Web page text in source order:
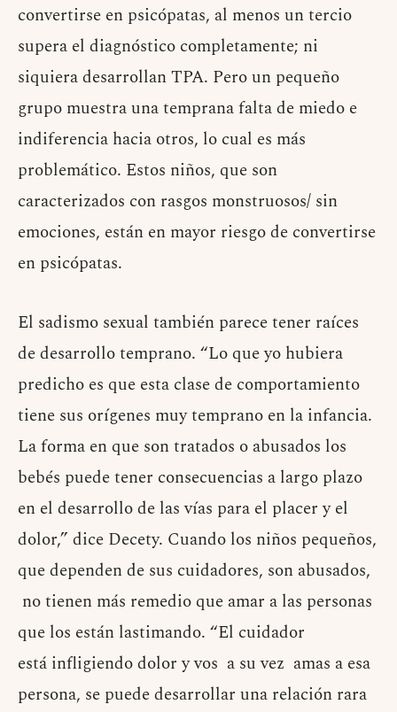
convertirse en psicópatas, al menos un tercio
supera el diagnóstico completamente; ni
siquiera desarrollan TPA. Pero un pequeño
grupo muestra una temprana falta de miedo e
indiferencia hacia otros, lo cual es más
problemático. Estos niños, que son
caracterizados con rasgos monstruosos/ sin
emociones, están en mayor riesgo de convertirse
en psicópatas.
El sadismo sexual también parece tener raíces
de desarrollo temprano. “Lo que yo hubiera
predicho es que esta clase de comportamiento
tiene sus orígenes muy temprano en la infancia.
La forma en que son tratados o abusados los
bebés puede tener consecuencias a largo plazo
en el desarrollo de las vías para el placer y el
dolor,” dice Decety. Cuando los niños pequeños,
que dependen de sus cuidadores, son abusados,
no tienen más remedio que amar a las personas
que los están lastimando. “El cuidador
está infligiendo dolor y vos a su vez amas a esa
persona, se puede desarrollar una relación rara